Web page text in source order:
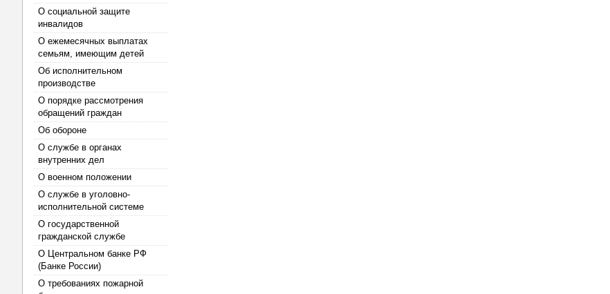
О социальной защите
инвалидов
О ежемесячных выплатах
семьям, имеющим детей
Об исполнительном
производстве
О порядке рассмотрения
обращений граждан
Об обороне
О службе в органах
внутренних дел
О военном положении
О службе в уголовно-
исполнительной системе
О государственной
гражданской службе
О Центральном банке РФ
(Банке России)
О требованиях пожарной